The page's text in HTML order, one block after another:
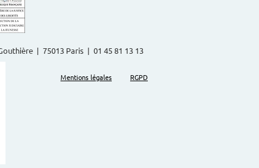
| 75013 Paris | 01 45 81 13 13
Mentions légales RGPD